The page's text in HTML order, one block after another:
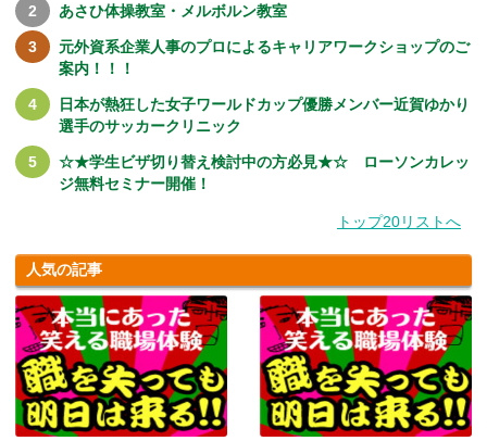
あさひ体操教室・メルボルン教室
元外資系企業人事のプロによるキャリアワークショップのご
案内！！！
日本が熱狂した女子ワールドカップ優勝メンバー近賀ゆかり
選手のサッカークリニック
☆★学生ビザ切り替え検討中の方必見★☆ ローソンカレッ
ジ無料セミナー開催！
トップ20リストへ
人気の記事